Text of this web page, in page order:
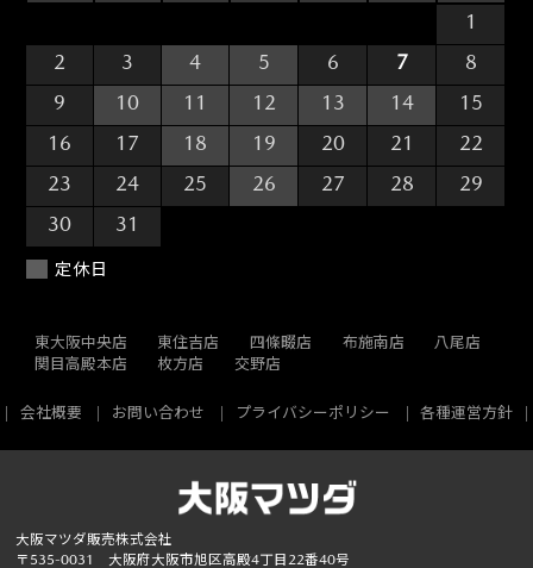
1
2
3 4 5 6 7
8
9
10 11 12 13 14
15
16
17 18 19 20 21
22
23
24 25 26 27 28
29
30
31
定休日
東大阪中央店 東住吉店 四條畷店 布施南店
八尾店
関目高殿本店
枚方店 交野店
会社概要 お問い合わせ プライバシーポリシー 各種運営方針
大阪マツダ販売株式会社
〒535-0031 大阪府大阪市旭区高殿4丁目22番40号